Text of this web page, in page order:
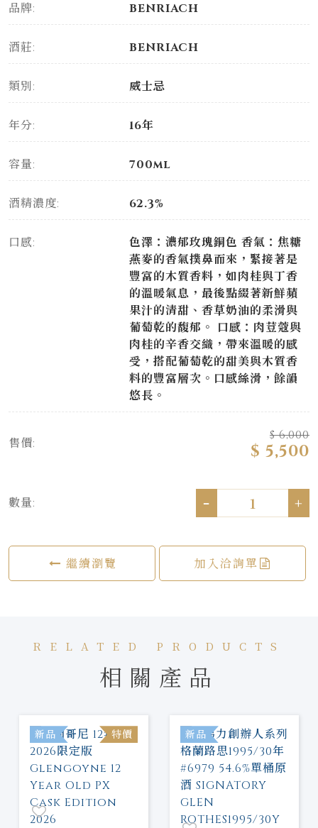
品牌: BENRIACH
酒莊: BENRIACH
類別: 威士忌
年分: 16年
容量: 700ml
酒精濃度: 62.3%
口感:
色澤：濃郁玫瑰銅色 香氣：焦糖
燕麥的香氣撲鼻而來，緊接著是
豐富的木質香料，如肉桂與丁香
的溫暖氣息，最後點綴著新鮮蘋
果汁的清甜、香草奶油的柔滑與
葡萄乾的馥郁。 口感：肉荳蔻與
肉桂的辛香交織，帶來溫暖的感
受，搭配葡萄乾的甜美與木質香
料的豐富層次。口感絲滑，餘韻
悠長。
售價:
$ 6,000
$ 5,500
數量: - +
繼續瀏覽 加入洽詢單
RELATED PRODUCTS
相關產品
新品 特價 新品